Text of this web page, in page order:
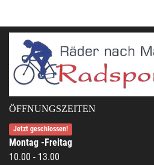
ÖFFNUNGSZEITEN
Jetzt geschlossen!
Montag -Freitag
10.00 - 13.00